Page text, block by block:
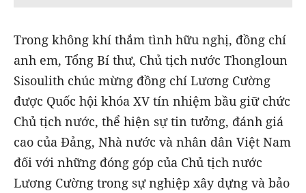
Trong không khí thắm tình hữu nghị, đồng chí
anh em, Tổng Bí thư, Chủ tịch nước Thongloun
Sisoulith chúc mừng đồng chí Lương Cường
được Quốc hội khóa XV tín nhiệm bầu giữ chức
Chủ tịch nước, thể hiện sự tin tưởng, đánh giá
cao của Đảng, Nhà nước và nhân dân Việt Nam
đối với những đóng góp của Chủ tịch nước
Lương Cường trong sự nghiệp xây dựng và bảo